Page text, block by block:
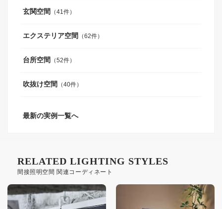
玄関空間 （41件）
エクステリア空間 （62件）
台所空間 （52件）
吹抜け空間 （40件）
最新の実例一覧へ
間接照明空間 関連コーディネート
RELATED LIGHTING STYLES